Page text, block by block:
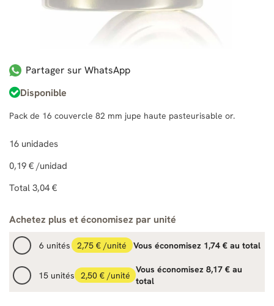
Partager sur WhatsApp
Disponible
Achetez plus et économisez par unité
6 unités 2,75 € /unité Vous économisez 1,74 € au total
15 unités 2,50 € /unité
Vous économisez 8,17 € au
total
Pack de 16 couvercle 82 mm jupe haute pasteurisable or.
16 unidades
0,19 € /unidad
Total 3,04 €